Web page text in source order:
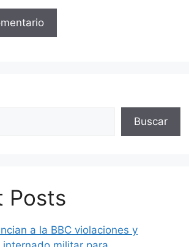
Buscar
Posts
a la BBC violaciones y